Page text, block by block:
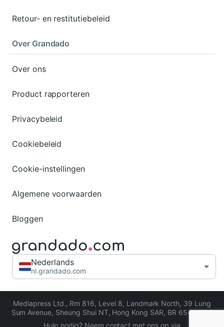
Retour- en restitutiebeleid
Over Grandado
Over ons
Product rapporteren
Privacybeleid
Cookiebeleid
Cookie-instellingen
Algemene voorwaarden
Bloggen
Nederlands
nl.grandado.com
Mediapress Ltd., Rm 816, Level 8, Landmark North, 39 Lung
Sum Avenue, Sheung Shui NT, Hong Kong SAR, BR 65413206
Hulp nodig? Neem contact met ons op via